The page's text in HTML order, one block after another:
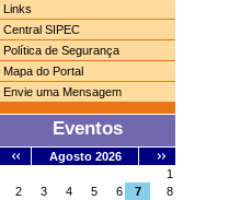
Links
Central SIPEC
Política de Segurança
Mapa do Portal
Envie uma Mensagem
Eventos
Agosto 2026
1
2
3 4 5 6 7
8